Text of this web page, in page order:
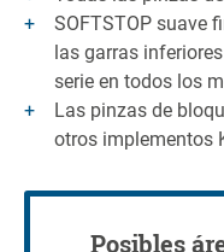
SOFTSTOP suave
las garras
serie en todos los
Las pinzas de
otros implementos
Posibles